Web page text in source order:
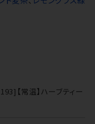
【常温】ハーブティー